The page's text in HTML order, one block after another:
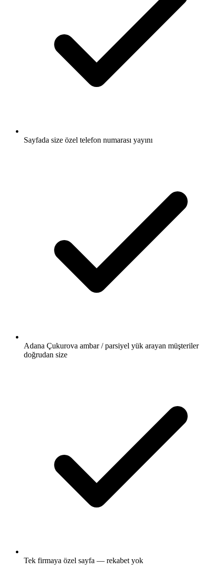
Sayfada size özel telefon numarası yayını
Adana Çukurova ambar / parsiyel yük arayan müşteriler
doğrudan size
Tek firmaya özel sayfa — rekabet yok